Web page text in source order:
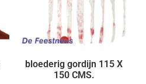
bloederig gordijn 115 X
150 CMS.